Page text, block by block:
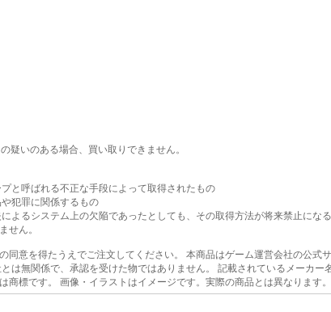
疑いのある場合、買い取りできません。
と呼ばれる不正な手段によって取得されたもの
犯罪に関係するもの
よるシステム上の欠陥であったとしても、その取得方法が将来禁止にな
せん。
同意を得たうえでご注文してください。 本商品はゲーム運営会社の公式
は無関係で、承認を受けた物ではありません。 記載されているメーカー
商標です。 画像・イラストはイメージです。実際の商品とは異なります。